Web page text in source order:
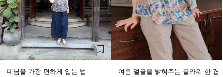
데님을 가장 편하게 입는 법
여름 얼굴을 밝혀주는 플라워 한 겹